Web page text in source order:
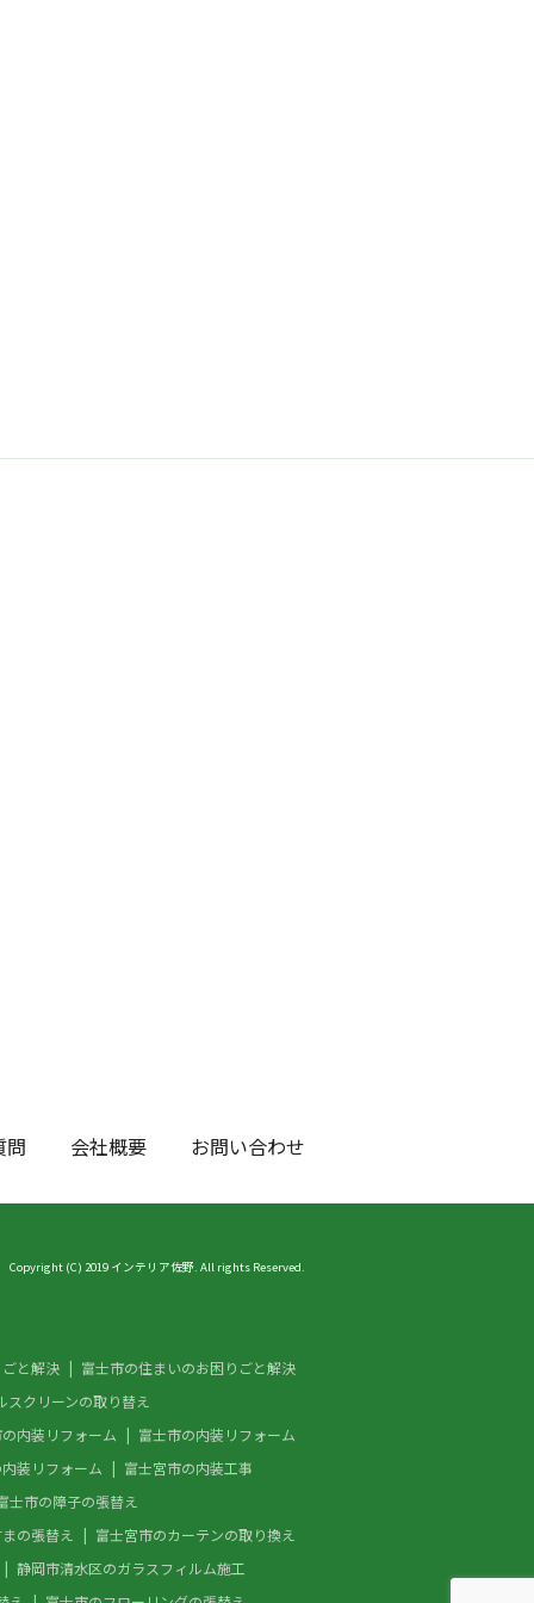
問 会社概要 お問い合わせ
Copyright (C) 2019 インテリア佐野. All rights Reserved.
と解決
富士市の住まいのお困りごと解決
スクリーンの取り替え
内装リフォーム
富士市の内装リフォーム
装リフォーム
富士宮市の内装工事
士市の障子の張替え
の張替え
富士宮市のカーテンの取り換え
静岡市清水区のガラスフィルム施工